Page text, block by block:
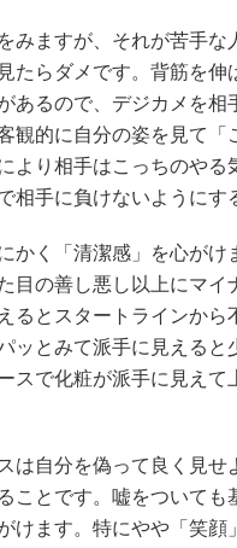
みますが、それが苦手な
たらダメです。背筋を伸
あるので、デジカメを
観的に自分の姿を見て
より相手はこっちのやる
相手に負けないようにす
かく「清潔感」を心がけ
目の善し悪し以上にマ
るとスタートラインか
ッとみて派手に見えると
スで化粧が派手に見えて
は自分を偽って良く見せ
ことです。嘘をついて
けます。特にやや「笑